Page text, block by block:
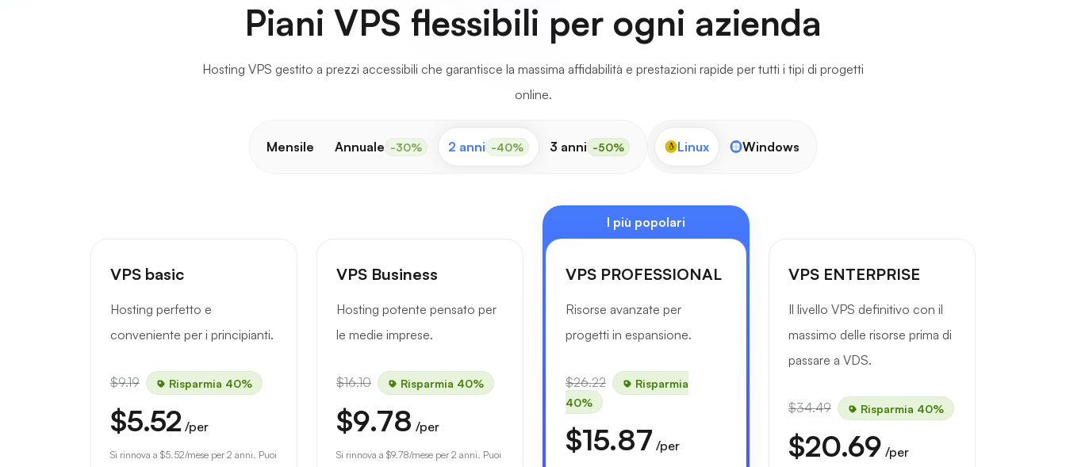
Piani VPS flessibili per ogni azienda
Hosting VPS gestito a prezzi accessibili che garantisce la massima affidabilità e prestazioni rapide per tutti i tipi di progetti
online.
Mensile Annuale -30% 2 anni -40% 3 anni -50% Linux Windows
VPS basic
Hosting perfetto e
conveniente per i principianti.
$9.19 Risparmia 40%
$5.52 /per
Si rinnova a $5.52/mese per 2 anni. Puoi
VPS Business
Hosting potente pensato per
le medie imprese.
$16.10 Risparmia 40%
$9.78 /per
Si rinnova a $9.78/mese per 2 anni. Puoi
I più popolari
VPS PROFESSIONAL
Risorse avanzate per
progetti in espansione.
$26.22
Risparmia
40%
$15.87 /per
VPS ENTERPRISE
Il livello VPS definitivo con il
massimo delle risorse prima di
passare a VDS.
$34.49 Risparmia 40%
$20.69 /per